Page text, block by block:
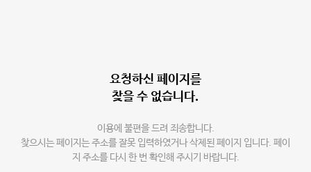
요청하신 페이지를
찾을 수 없습니다.
이용에 불편을 드려 죄송합니다.
찾으시는 페이지는 주소를 잘못 입력하였거나 삭제된 페이지 입니다. 페이
지 주소를 다시 한 번 확인해 주시기 바랍니다.